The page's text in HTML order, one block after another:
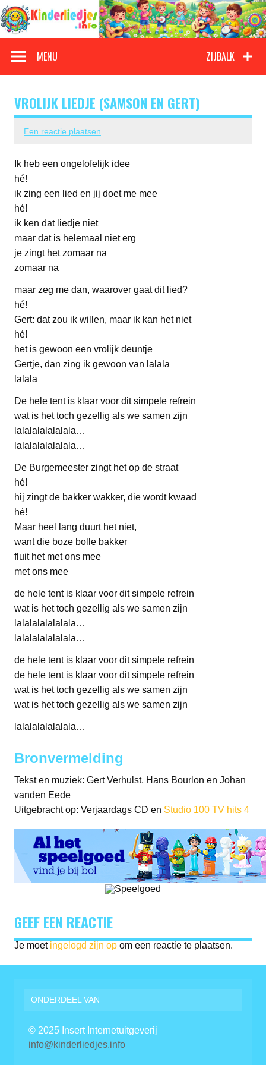
Doorgaan
naar
inhoud
Kinderliedjes
ZIJBALK
MENU
VROLIJK LIEDJE (SAMSON EN GERT)
Een reactie plaatsen
Ik heb een ongelofelijk idee
hé!
ik zing een lied en jij doet me mee
hé!
ik ken dat liedje niet
maar dat is helemaal niet erg
je zingt het zomaar na
zomaar na
maar zeg me dan, waarover gaat dit lied?
hé!
Gert: dat zou ik willen, maar ik kan het niet
hé!
het is gewoon een vrolijk deuntje
Gertje, dan zing ik gewoon van lalala
lalala
De hele tent is klaar voor dit simpele refrein
wat is het toch gezellig als we samen zijn
lalalalalalalala…
lalalalalalalala…
De Burgemeester zingt het op de straat
hé!
hij zingt de bakker wakker, die wordt kwaad
hé!
Maar heel lang duurt het niet,
want die boze bolle bakker
fluit het met ons mee
met ons mee
de hele tent is klaar voor dit simpele refrein
wat is het toch gezellig als we samen zijn
lalalalalalalala…
lalalalalalalala…
de hele tent is klaar voor dit simpele refrein
de hele tent is klaar voor dit simpele refrein
wat is het toch gezellig als we samen zijn
wat is het toch gezellig als we samen zijn
lalalalalalalala…
Bronvermelding
Tekst en muziek: Gert Verhulst, Hans Bourlon en Johan
vanden Eede
Uitgebracht op: Verjaardags CD en Studio 100 TV hits 4
GEEF EEN REACTIE
Je moet ingelogd zijn op om een reactie te plaatsen.
ONDERDEEL VAN
© 2025 Insert Internetuitgeverij
info@kinderliedjes.info